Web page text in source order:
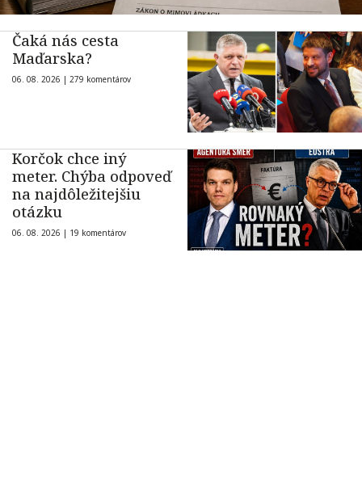
Čaká nás cesta
Maďarska?
06. 08. 2026 | 279 komentárov
Korčok chce iný
meter. Chýba odpoveď
na najdôležitejšiu
otázku
06. 08. 2026 | 19 komentárov